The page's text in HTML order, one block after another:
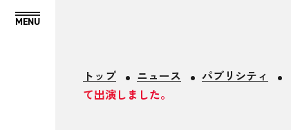
トップ ニュース パブリシティ
て出演しました。